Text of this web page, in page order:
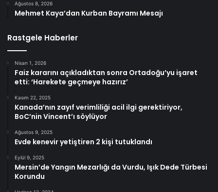
Ağustos 8, 2026
Mehmet Kaya’dan Kurban Bayramı Mesajı
Rastgele Haberler
Nisan 1, 2026
Faiz kararını açıkladıktan sonra Ortadoğu’yu işaret
etti: ‘Harekete geçmeye hazırız’
Kasım 22, 2025
Kanada’nın zayıf verimliliği acil ilgi gerektiriyor,
BoC’nin Vincent’ı söylüyor
Ağustos 9, 2025
Evde kenevir yetiştiren 2 kişi tutuklandı
Eylül 9, 2025
Mersin’de Yangın Mezarlığı da Vurdu, Işık Dede Türbesi
Korundu